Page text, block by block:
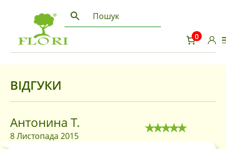
0
ВІДГУКИ
Антонина Т.
8 Листопада 2015